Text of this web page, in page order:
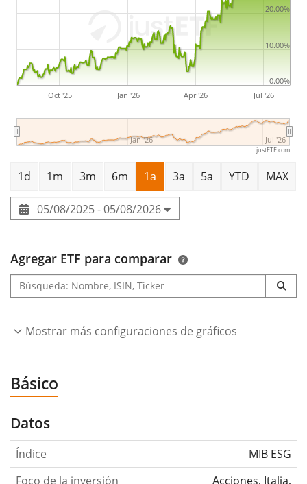
Oct '25 Jan '26 Apr '26 Jul '26
Jan '26 Jul '26
0.00%
10.00%
20.00%
justETF.com
1d 1m 3m 6m 1a 3a 5a YTD MAX
05/08/2025 - 05/08/2026
Agregar ETF para comparar
Mostrar más configuraciones de gráficos
Básico
Datos
Índice
MIB ESG
Foco de la inversión
Acciones, Italia,